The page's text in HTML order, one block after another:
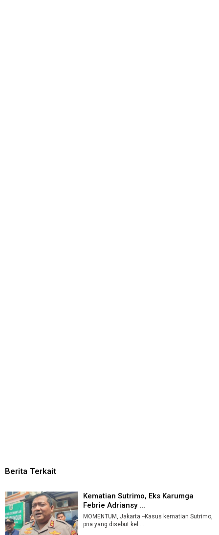
Berita Terkait
Kematian Sutrimo, Eks Karumga
Febrie Adriansy ...
MOMENTUM, Jakarta --Kasus kematian Sutrimo,
pria yang disebut kel ...